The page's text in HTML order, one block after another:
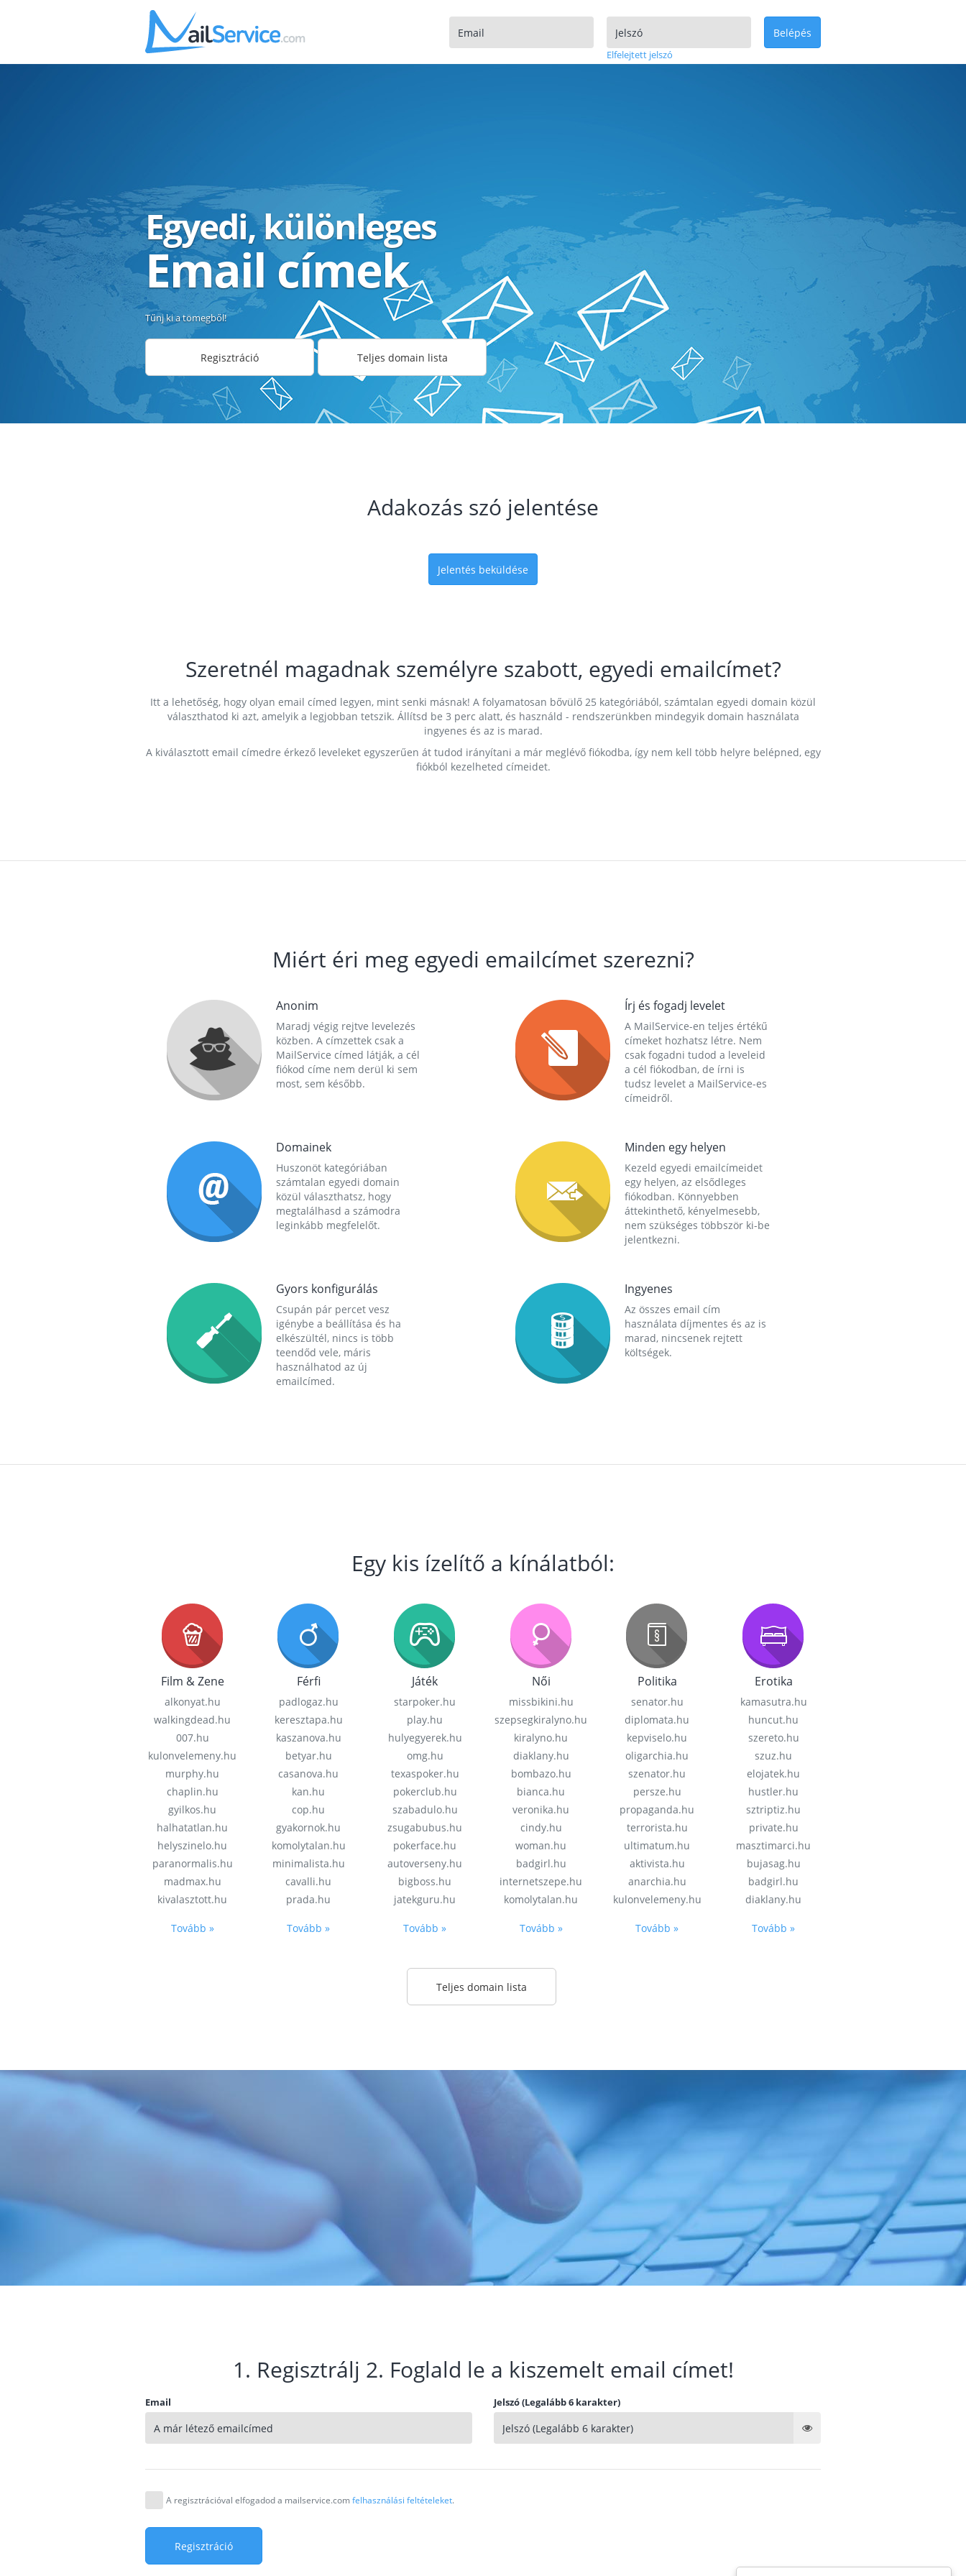
Elfelejtett jelszó
Belépés
Egyedi, különleges
Email címek
Tűnj ki a tömegből!
Regisztráció Teljes domain lista
Adakozás szó jelentése
Jelentés beküldése
Szeretnél magadnak személyre szabott, egyedi emailcímet?
Itt a lehetőség, hogy olyan email címed legyen, mint senki másnak! A folyamatosan bővülő 25 kategóriából, számtalan egyedi domain közül
választhatod ki azt, amelyik a legjobban tetszik. Állítsd be 3 perc alatt, és használd - rendszerünkben mindegyik domain használata
ingyenes és az is marad.
A kiválasztott email címedre érkező leveleket egyszerűen át tudod irányítani a már meglévő fiókodba, így nem kell több helyre belépned, egy
fiókból kezelheted címeidet.
Miért éri meg egyedi emailcímet szerezni?
Anonim
Maradj végig rejtve levelezés
közben. A címzettek csak a
MailService címed látják, a cél
fiókod címe nem derül ki sem
most, sem később.
Írj és fogadj levelet
A MailService-en teljes értékű
címeket hozhatsz létre. Nem
csak fogadni tudod a leveleid
a cél fiókodban, de írni is
tudsz levelet a MailService-es
címeidről.
Domainek
Huszonöt kategóriában
számtalan egyedi domain
közül választhatsz, hogy
megtalálhasd a számodra
leginkább megfelelőt.
Minden egy helyen
Kezeld egyedi emailcímeidet
egy helyen, az elsődleges
fiókodban. Könnyebben
áttekinthető, kényelmesebb,
nem szükséges többször ki-be
jelentkezni.
Gyors konfigurálás
Csupán pár percet vesz
igénybe a beállítása és ha
elkészültél, nincs is több
teendőd vele, máris
használhatod az új
emailcímed.
Ingyenes
Az összes email cím
használata díjmentes és az is
marad, nincsenek rejtett
költségek.
Egy kis ízelítő a kínálatból:
Film & Zene
alkonyat.hu
walkingdead.hu
007.hu
kulonvelemeny.hu
murphy.hu
chaplin.hu
gyilkos.hu
halhatatlan.hu
helyszinelo.hu
paranormalis.hu
madmax.hu
kivalasztott.hu
Tovább »
Férfi
padlogaz.hu
keresztapa.hu
kaszanova.hu
betyar.hu
casanova.hu
kan.hu
cop.hu
gyakornok.hu
komolytalan.hu
minimalista.hu
cavalli.hu
prada.hu
Tovább »
Játék
starpoker.hu
play.hu
hulyegyerek.hu
omg.hu
texaspoker.hu
pokerclub.hu
szabadulo.hu
zsugabubus.hu
pokerface.hu
autoverseny.hu
bigboss.hu
jatekguru.hu
Tovább »
Női
missbikini.hu
szepsegkiralyno.hu
kiralyno.hu
diaklany.hu
bombazo.hu
bianca.hu
veronika.hu
cindy.hu
woman.hu
badgirl.hu
internetszepe.hu
komolytalan.hu
Tovább »
Politika
senator.hu
diplomata.hu
kepviselo.hu
oligarchia.hu
szenator.hu
persze.hu
propaganda.hu
terrorista.hu
ultimatum.hu
aktivista.hu
anarchia.hu
kulonvelemeny.hu
Tovább »
Erotika
kamasutra.hu
huncut.hu
szereto.hu
szuz.hu
elojatek.hu
hustler.hu
sztriptiz.hu
private.hu
masztimarci.hu
bujasag.hu
badgirl.hu
diaklany.hu
Tovább »
Teljes domain lista
1. Regisztrálj 2. Foglald le a kiszemelt email címet!
Email Jelszó (Legalább 6 karakter)
A regisztrációval elfogadod a mailservice.comfelhasználási feltételeket.
Regisztráció